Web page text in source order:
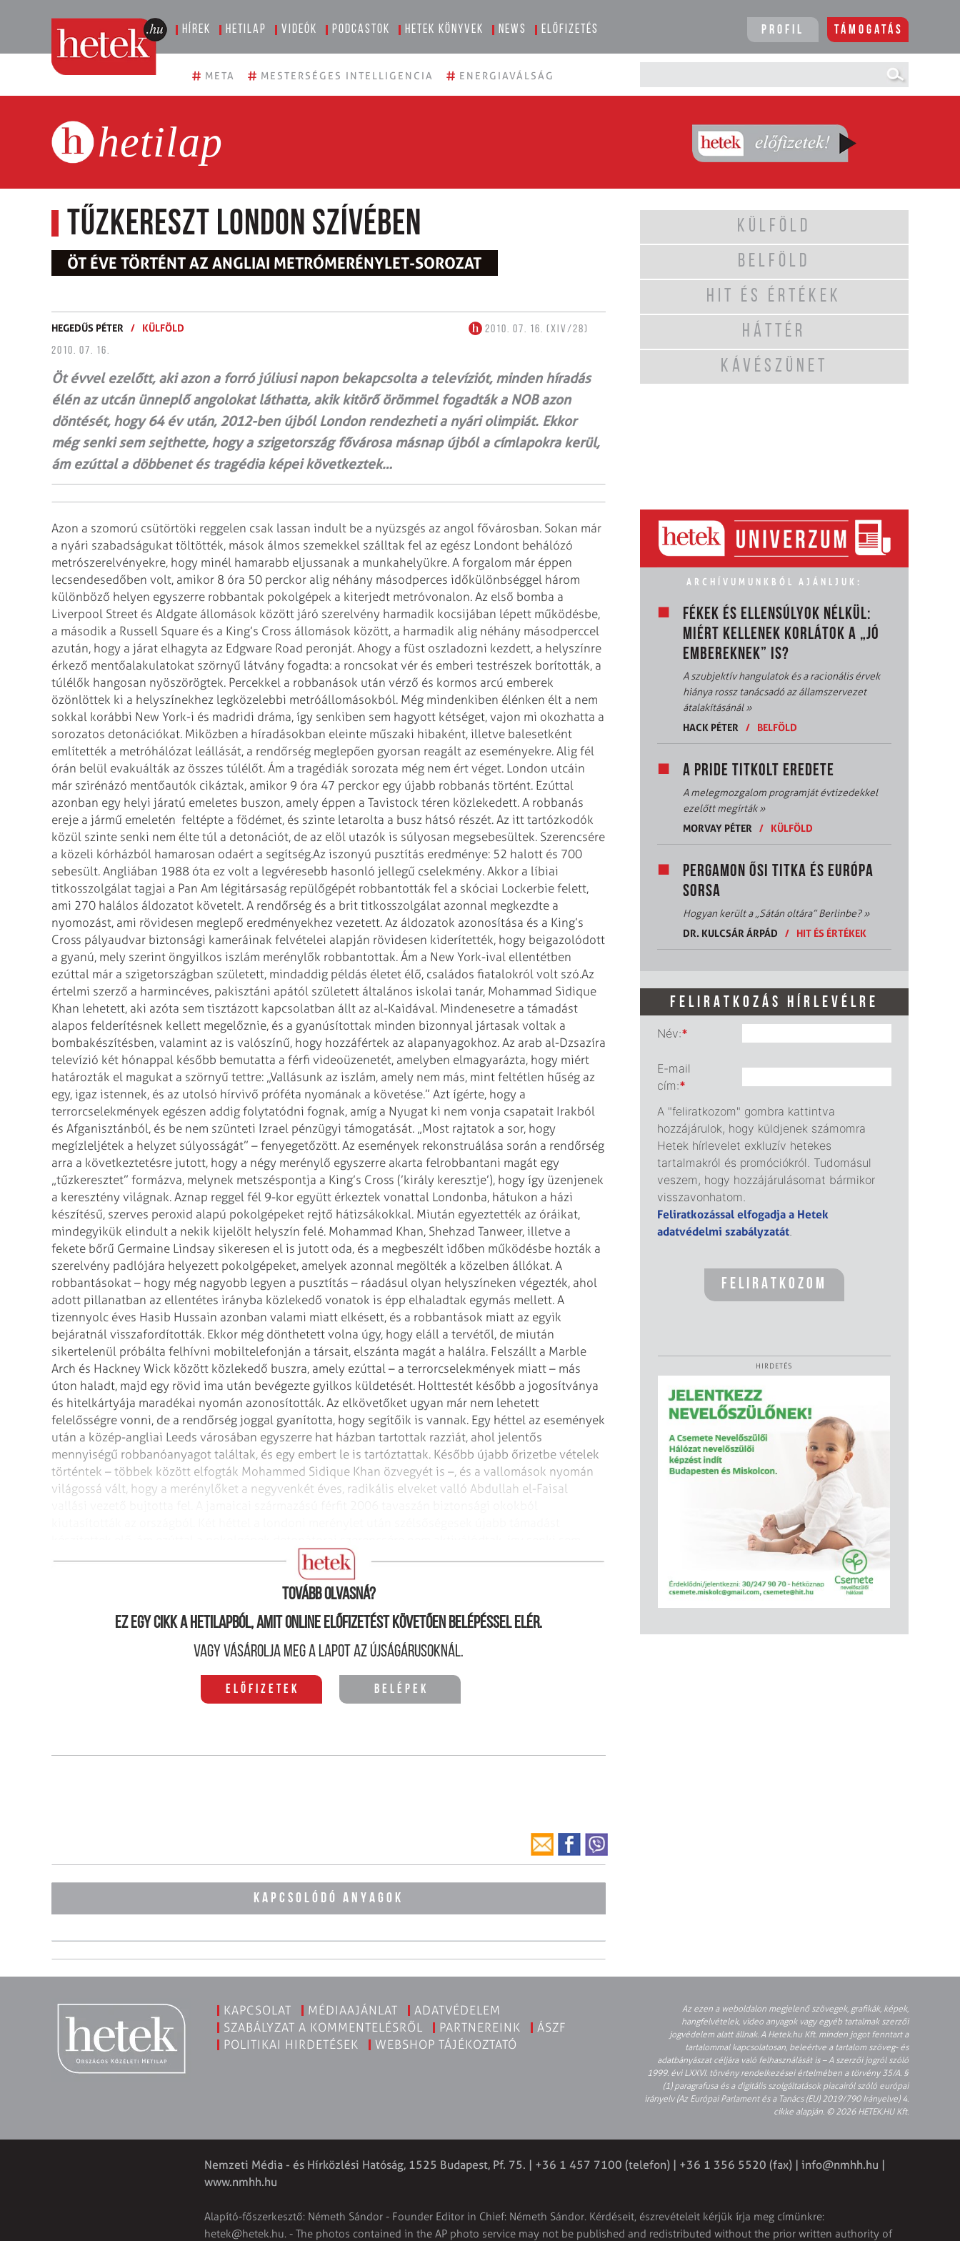
Hírek Hetilap Videók Podcastok Hetek könyvek News Előfizetés Profil Támogatás
# META # MESTERSÉGES INTELLIGENCIA # ENERGIAVÁLSÁG
hetilap
Tűzkereszt London szívében
ÖT ÉVE TÖRTÉNT AZ ANGLIAI METRÓMERÉNYLET-SOROZAT
HEGEDŰS PÉTER / KÜLFÖLD
2010. 07. 16. (XIV/28)
2010. 07. 16.
Öt évvel ezelőtt, aki azon a forró júliusi napon bekapcsolta a televíziót, minden híradás
élén az utcán ünneplő angolokat láthatta, akik kitörő örömmel fogadták a NOB azon
döntését, hogy 64 év után, 2012-ben újból London rendezheti a nyári olimpiát. Ekkor
még senki sem sejthette, hogy a szigetország fővárosa másnap újból a címlapokra kerül,
ám ezúttal a döbbenet és tragédia képei következtek…
Azon a szomorú csütörtöki reggelen csak lassan indult be a nyüzsgés az angol fővárosban. Sokan már
a nyári szabadságukat töltötték, mások álmos szemekkel szálltak fel az egész Londont behálózó
metrószerelvényekre, hogy minél hamarabb eljussanak a munkahelyükre. A forgalom már éppen
lecsendesedőben volt, amikor 8 óra 50 perckor alig néhány másodperces időkülönbséggel három
különböző helyen egyszerre robbantak pokolgépek a kiterjedt metróvonalon. Az első bomba a
Liverpool Street és Aldgate állomások között járó szerelvény harmadik kocsijában lépett működésbe,
a második a Russell Square és a King’s Cross állomások között, a harmadik alig néhány másodperccel
azután, hogy a járat elhagyta az Edgware Road peronját. Ahogy a füst oszladozni kezdett, a helyszínre
érkező mentőalakulatokat szörnyű látvány fogadta: a roncsokat vér és emberi testrészek borították, a
túlélők hangosan nyöszörögtek. Percekkel a robbanások után vérző és kormos arcú emberek
özönlöttek ki a helyszínekhez legközelebbi metróállomásokból. Még mindenkiben élénken élt a nem
sokkal korábbi New York-i és madridi dráma, így senkiben sem hagyott kétséget, vajon mi okozhatta a
sorozatos detonációkat. Miközben a híradásokban eleinte műszaki hibaként, illetve ba­le­setként
említették a metróhálózat leállását, a rendőrség meglepően gyorsan reagált az eseményekre. Alig fél
órán belül evakuálták az összes túlélőt. Ám a tragédiák sorozata még nem ért véget. London utcáin
már szirénázó mentőautók cikáztak, amikor 9 óra 47 perckor egy újabb robbanás történt. Ezúttal
azonban egy helyi járatú emeletes buszon, amely éppen a Tavistock téren közlekedett. A robbanás
ereje a jármű emeletén feltépte a födémet, és szinte letarolta a busz hátsó részét. Az itt tartózkodók
közül szinte senki nem élte túl a detonációt, de az elöl utazók is súlyosan megsebesültek. Szerencsére
a közeli kórházból hamarosan odaért a segítség.Az iszonyú pusztítás eredménye: 52 halott és 700
sebesült. Angliában 1988 óta ez volt a legvéresebb hasonló jellegű cselekmény. Akkor a líbiai
titkosszolgálat tagjai a Pan Am légitársaság repülőgépét robbantották fel a skóciai Lockerbie felett,
ami 270 halálos áldozatot követelt. A rendőrség és a brit titkosszolgálat azonnal megkezdte a
nyomozást, ami rövidesen meglepő eredményekhez vezetett. Az áldozatok azonosítása és a King’s
Cross pályaudvar biztonsági kameráinak felvételei alapján rövidesen kiderítették, hogy beigazolódott
a gyanú, mely szerint öngyilkos iszlám merénylők robbantottak. Ám a New York-ival ellentétben
ezúttal már a szigetországban született, mindaddig példás életet élő, családos fiatalokról volt szó.Az
értelmi szerző a harmincéves, pakisztáni apától született általános iskolai tanár, Mohammad Sidique
Khan lehetett, aki azóta sem tisztázott kapcsolatban állt az al-Kaidával. Mindenesetre a támadást
alapos felderítésnek kellett megelőznie, és a gyanúsítottak minden bizonnyal jártasak voltak a
bombakészítésben, valamint az is valószínű, hogy hozzá­fértek az alapanyagokhoz. Az arab al-Dzsazíra
televízió két hónappal később bemutatta a férfi videoüzenetét, amelyben elmagyarázta, hogy miért
határozták el magukat a szörnyű tettre: „Vallásunk az iszlám, amely nem más, mint feltétlen hűség az
egy, igaz istennek, és az utolsó hírvivő próféta nyomának a követése.” Azt ígérte, hogy a
terrorcselekmények egészen addig folytatódni fognak, amíg a Nyugat ki nem vonja csapatait Irakból
és Afganisztánból, és be nem szünteti Izrael pénzügyi támogatását. „Most rajtatok a sor, hogy
megízleljétek a helyzet súlyosságát” – fenyegetőzött. Az események rekonstruálása során a rendőrség
arra a következtetésre jutott, hogy a négy merénylő egyszerre akarta felrobbantani magát egy
„tűzkeresztet” formázva, melynek metszéspontja a King’s Cross (’király keresztje’), hogy így üzenjenek
a keresztény világnak. Aznap reggel fél 9-kor együtt érkeztek vonattal Londonba, hátukon a házi
készítésű, szerves peroxid alapú pokolgépeket rejtő hátizsákokkal. Miután egyeztették az óráikat,
mindegyikük elindult a nekik kijelölt helyszín felé. Mohammad Khan, Shehzad Tanweer, illetve a
fekete bőrű Germaine Lindsay sikeresen el is jutott oda, és a megbeszélt időben működésbe hozták a
szerelvény padlójára helyezett pokolgépeket, amelyek azonnal megölték a közelben állókat. A
robbantásokat – hogy még nagyobb legyen a pusztítás – ráadásul olyan helyszíneken végezték, ahol
adott pillanatban az ellentétes irányba közlekedő vonatok is épp elhaladtak egymás mellett. A
tizennyolc éves Hasib Hussain azonban valami miatt elkésett, és a robbantások miatt az egyik
bejáratnál visszafordították. Ekkor még dönthetett volna úgy, hogy eláll a tervétől, de miután
sikertelenül próbálta felhívni mobiltelefonján a társait, elszánta magát a halálra. Felszállt a Marble
Arch és Hackney Wick között közlekedő buszra, amely ezúttal – a terrorcselekmények miatt – más
úton haladt, majd egy rövid ima után bevégezte gyilkos küldetését. Holttestét később a jogosítványa
és hitelkártyája maradékai nyomán azonosították. Az elkövetőket ugyan már nem lehetett
felelősségre vonni, de a rendőrség joggal gyanította, hogy segítőik is vannak. Egy héttel az események
után a közép-angliai Leeds városában egyszerre hat házban tartottak razziát, ahol jelentős
mennyiségű robbanóanyagot találtak, és egy embert le is tartóztattak. Később újabb őrizetbe vételek
történtek – többek között elfogták Mohammed Sidique Khan özvegyét is –, és a vallomások nyomán
világossá vált, hogy a merénylőket a negyvenkét éves, radikális elveket valló Abdullah el-Faisal
sérült meg. A gyanúsítottakat később sikerült elfogni.
Tovább olvasná?
Ez egy cikk a hetilapból, amit online előfizetést követően belépéssel elér.
Vagy vásárolja meg a lapot az újságárusoknál.
Előfizetek Belépek
KAPCSOLÓDÓ ANYAGOK
KÜLFÖLD
BELFÖLD
HIT ÉS ÉRTÉKEK
HÁTTÉR
KÁVÉSZÜNET
ARCHÍVUMUNKBÓL AJÁNLJUK:
FÉKEK ÉS ELLENSÚLYOK NÉLKÜL:
MIÉRT KELLENEK KORLÁTOK A „JÓ
EMBEREKNEK” IS?
A szubjektív hangulatok és a racionális érvek
hiánya rossz tanácsadó az államszervezet
átalakításánál»
HACK PÉTER
/ BELFÖLD
A PRIDE TITKOLT EREDETE
A melegmozgalom programját évtizedekkel
ezelőtt megírták»
MORVAY PÉTER
/ KÜLFÖLD
PERGAMON ŐSI TITKA ÉS EURÓPA
SORSA
Hogyan került a „Sátán oltára” Berlinbe?»
DR. KULCSÁR ÁRPÁD
/ HIT ÉS ÉRTÉKEK
FELIRATKOZÁS HÍRLEVÉLRE
Név:*
E-mail
cím:*
A "feliratkozom" gombra kattintva
hozzájárulok, hogy küldjenek számomra
Hetek hírlevelet exkluzív hetekes
tartalmakról és promóciókról. Tudomásul
veszem, hogy hozzájárulásomat bármikor
visszavonhatom.
Feliratkozással elfogadja a Hetek
adatvédelmi szabályzatát.
HIRDETÉS
KAPCSOLAT MÉDIAAJÁNLAT
ADATVÉDELEM
SZABÁLYZAT A KOMMENTELÉSRŐL
PARTNEREINK
ÁSZF
POLITIKAI HIRDETÉSEK
WEBSHOP TÁJÉKOZTATÓ
Az ezen a weboldalon megjelenő szövegek, grafikák, képek,
hangfelvételek, video anyagok vagy egyéb tartalmak szerzői
jogvédelem alatt állnak. A Hetek.hu Kft. minden jogot fenntart a
tartalommal kapcsolatosan, beleértve a tartalom szöveg- és
adatbányászat céljára való felhasználását is – A szerzői jogról szóló
1999. évi LXXVI. törvény rendelkezései értelmében a törvény 35/A. §
(1) paragrafusa és a digitális szolgáltatások piacairól szóló európai
irányelv (Az Európai Parlament és a Tanács (EU) 2019/790 Irányelve) 4.
cikke alapján. © 2026 HETEK.HU Kft.
Nemzeti Média - és Hírközlési Hatóság, 1525 Budapest, Pf. 75. | +36 1 457 7100 (telefon) | +36 1 356 5520 (fax) | info@nmhh.hu |
www.nmhh.hu
Alapító-főszerkesztő: Németh Sándor - Founder Editor in Chief: Németh Sándor. Kérdéseit, észrevételeit kérjük írja meg címünkre:
hetek@hetek.hu. - The photos contained in the AP photo service may not be published and redistributed without the prior written authority of